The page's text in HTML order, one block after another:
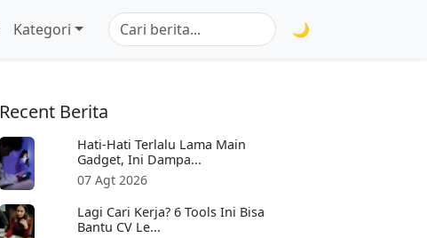
Kategori 🌙
Recent Berita
Hati-Hati Terlalu Lama Main
Gadget, Ini Dampa...
07 Agt 2026
Lagi Cari Kerja? 6 Tools Ini Bisa
Bantu CV Le...